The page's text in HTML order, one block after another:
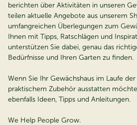
berichten über Aktivitäten in unseren
teilen aktuelle Angebote aus unserem
umfangreichen Überlegungen zum
Ihnen mit Tipps, Ratschlägen und
unterstützen Sie dabei, genau das
Bedürfnisse und Ihren Garten zu finden.
Wenn Sie Ihr Gewächshaus im Laufe
praktischem Zubehör ausstatten
ebenfalls Ideen, Tipps und Anleitungen.
We Help People Grow.